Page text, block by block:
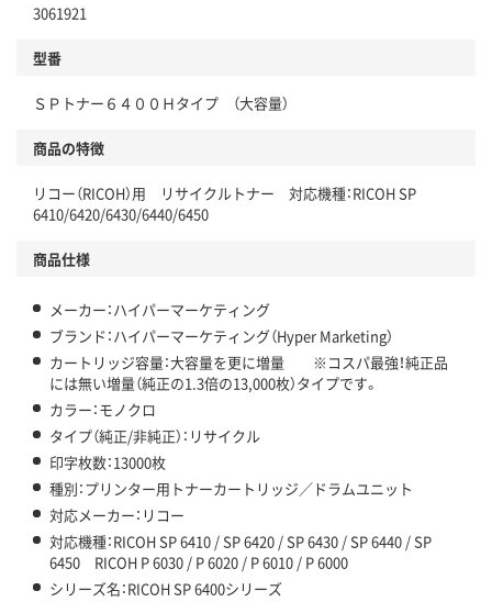
3061921
型番
ＳＰトナー６４００Ｈタイプ （大容量）
商品の特徴
リコー（RICOH）用 リサイクルトナー 対応機種：RICOH SP
6410/6420/6430/6440/6450
商品仕様
メーカー：ハイパーマーケティング
ブランド：ハイパーマーケティング（Hyper Marketing）
カートリッジ容量：大容量を更に増量 ※コスパ最強！純正品
には無い増量（純正の1.3倍の13,000枚）タイプです。
カラー：モノクロ
タイプ（純正/非純正）：リサイクル
印字枚数：13000枚
種別：プリンター用トナーカートリッジ／ドラムユニット
対応メーカー：リコー
対応機種：RICOH SP 6410 / SP 6420 / SP 6430 / SP 6440 / SP
6450 RICOH P 6030 / P 6020 / P 6010 / P 6000
シリーズ名：RICOH SP 6400シリーズ